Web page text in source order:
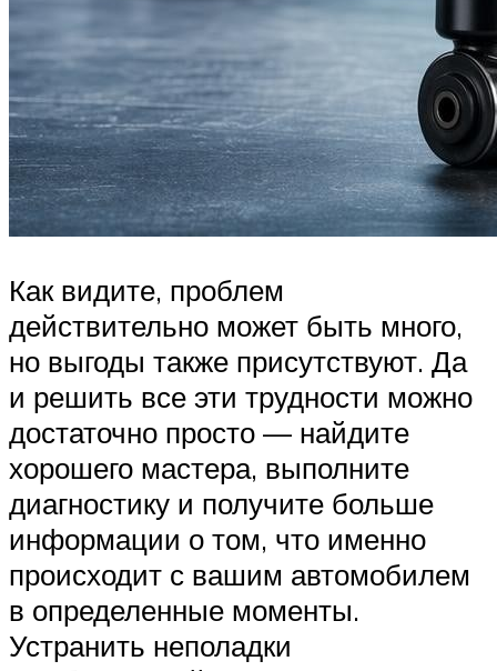
Как видите, проблем
действительно может быть много,
но выгоды также присутствуют. Да
и решить все эти трудности можно
достаточно просто — найдите
хорошего мастера, выполните
диагностику и получите больше
информации о том, что именно
происходит с вашим автомобилем
в определенные моменты.
Устранить неполадки